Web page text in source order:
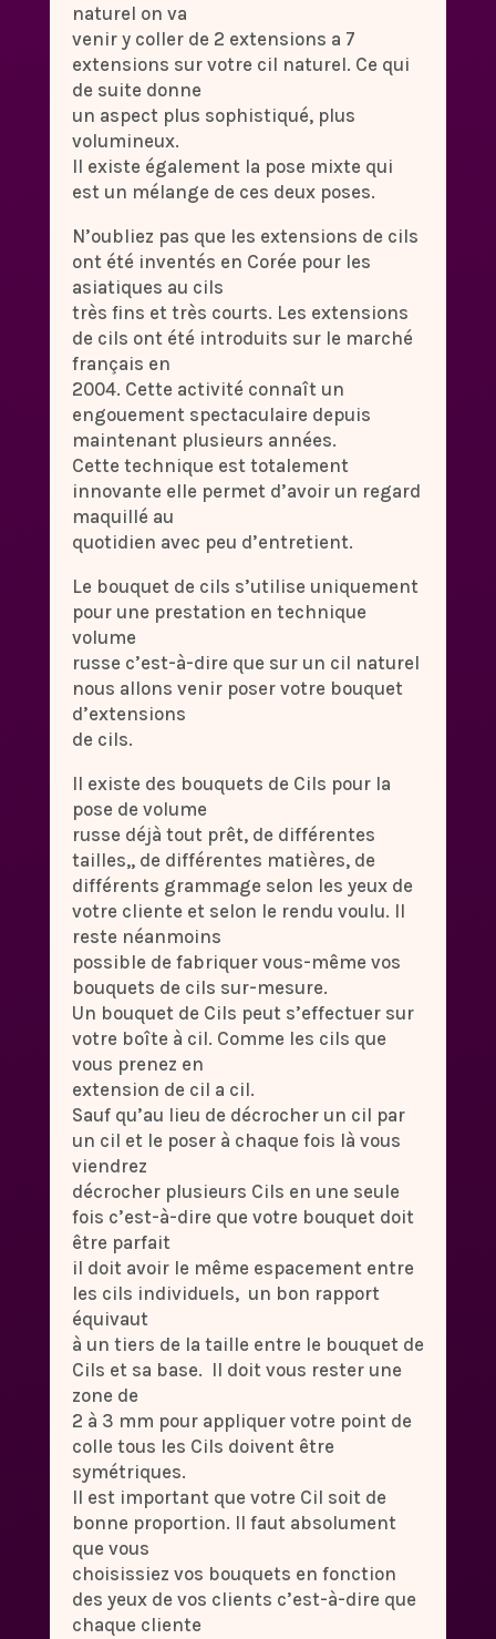
naturel on va
venir y coller de 2 extensions a 7
extensions sur votre cil naturel. Ce qui
de suite donne
un aspect plus sophistiqué, plus
volumineux.
Il existe également la pose mixte qui
est un mélange de ces deux poses.
N’oubliez pas que les extensions de cils
ont été inventés en Corée pour les
asiatiques au cils
très fins et très courts. Les extensions
de cils ont été introduits sur le marché
français en
2004. Cette activité connaît un
engouement spectaculaire depuis
maintenant plusieurs années.
Cette technique est totalement
innovante elle permet d’avoir un regard
maquillé au
quotidien avec peu d’entretient.
Le bouquet de cils s’utilise uniquement
pour une prestation en technique
volume
russe c’est-à-dire que sur un cil naturel
nous allons venir poser votre bouquet
d’extensions
de cils.
Il existe des bouquets de Cils pour la
pose de volume
russe déjà tout prêt, de différentes
tailles,, de différentes matières, de
différents grammage selon les yeux de
votre cliente et selon le rendu voulu. Il
reste néanmoins
possible de fabriquer vous-même vos
bouquets de cils sur-mesure.
Un bouquet de Cils peut s’effectuer sur
votre boîte à cil. Comme les cils que
vous prenez en
extension de cil a cil.
Sauf qu’au lieu de décrocher un cil par
un cil et le poser à chaque fois là vous
viendrez
décrocher plusieurs Cils en une seule
fois c’est-à-dire que votre bouquet doit
être parfait
il doit avoir le même espacement entre
les cils individuels, un bon rapport
équivaut
à un tiers de la taille entre le bouquet de
Cils et sa base. Il doit vous rester une
zone de
2 à 3 mm pour appliquer votre point de
colle tous les Cils doivent être
symétriques.
Il est important que votre Cil soit de
bonne proportion. Il faut absolument
que vous
choisissiez vos bouquets en fonction
des yeux de vos clients c’est-à-dire que
chaque cliente